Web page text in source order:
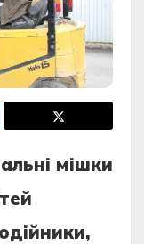
мішки